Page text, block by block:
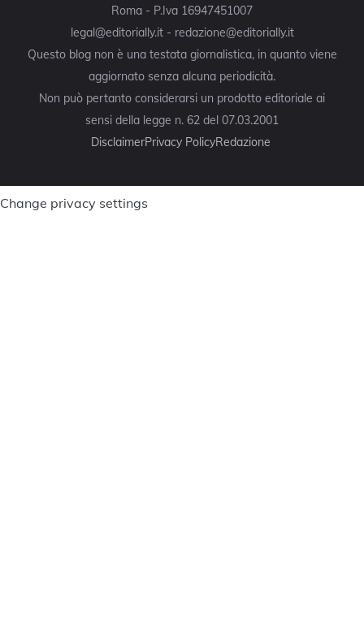
Roma - P.Iva 16947451007
legal@editorially.it - redazione@editorially.it
Questo blog non è una testata giornalistica, in quanto viene
aggiornato senza alcuna periodicità.
Non può pertanto considerarsi un prodotto editoriale ai
sensi della legge n. 62 del 07.03.2001
DisclaimerPrivacy PolicyRedazione
Change privacy settings